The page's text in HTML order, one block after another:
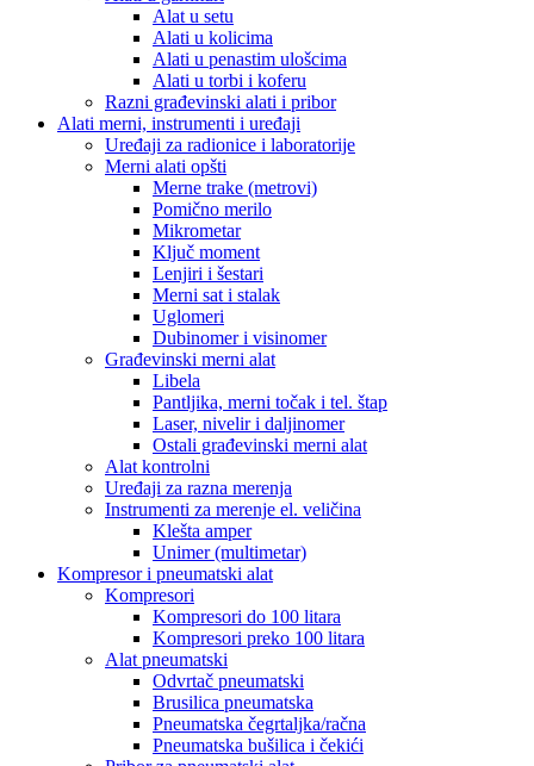
Alat u setu
Alati u kolicima
Alati u penastim ulošcima
Alati u torbi i koferu
Razni građevinski alati i pribor
Alati merni, instrumenti i uređaji
Uređaji za radionice i laboratorije
Merni alati opšti
Merne trake (metrovi)
Pomično merilo
Mikrometar
Ključ moment
Lenjiri i šestari
Merni sat i stalak
Uglomeri
Dubinomer i visinomer
Građevinski merni alat
Libela
Pantljika, merni točak i tel. štap
Laser, nivelir i daljinomer
Ostali građevinski merni alat
Alat kontrolni
Uređaji za razna merenja
Instrumenti za merenje el. veličina
Klešta amper
Unimer (multimetar)
Kompresor i pneumatski alat
Kompresori
Kompresori do 100 litara
Kompresori preko 100 litara
Alat pneumatski
Odvrtač pneumatski
Brusilica pneumatska
Pneumatska čegrtaljka/račna
Pneumatska bušilica i čekići